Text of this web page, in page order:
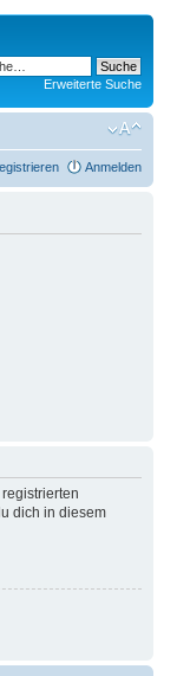
Erweiterte Suche
Anmelden
dich in diesem